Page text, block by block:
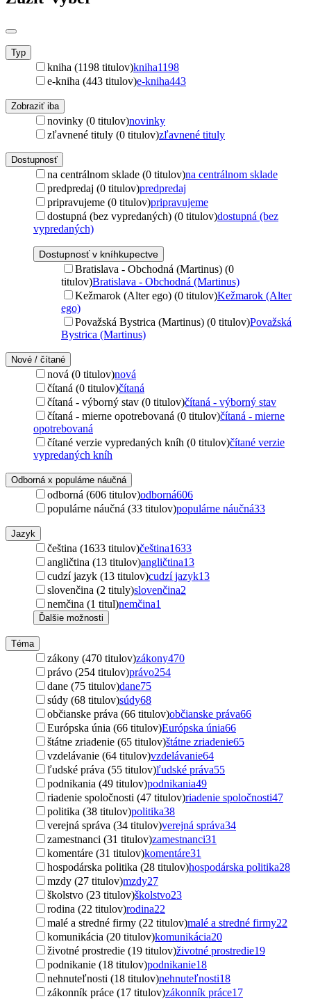
Typ
kniha (1198 titulov)kniha1198
e-kniha (443 titulov)e-kniha443
Zobraziť iba
novinky (0 titulov)novinky
zľavnené tituly (0 titulov)zľavnené tituly
Dostupnosť
na centrálnom sklade (0 titulov)na centrálnom sklade
predpredaj (0 titulov)predpredaj
pripravujeme (0 titulov)pripravujeme
dostupná (bez vypredaných) (0 titulov)dostupná (bez
vypredaných)
Dostupnosť v kníhkupectve
Bratislava - Obchodná (Martinus) (0
titulov)Bratislava - Obchodná (Martinus)
Kežmarok (Alter ego) (0 titulov)Kežmarok (Alter
ego)
Považská Bystrica (Martinus) (0 titulov)Považská
Bystrica (Martinus)
Nové / čítané
nová (0 titulov)nová
čítaná (0 titulov)čítaná
čítaná - výborný stav (0 titulov)čítaná - výborný stav
čítaná - mierne opotrebovaná (0 titulov)čítaná - mierne
opotrebovaná
čítané verzie vypredaných kníh (0 titulov)čítané verzie
vypredaných kníh
Odborná x populárne náučná
odborná (606 titulov)odborná606
populárne náučná (33 titulov)populárne náučná33
Jazyk
čeština (1633 titulov)čeština1633
angličtina (13 titulov)angličtina13
cudzí jazyk (13 titulov)cudzí jazyk13
slovenčina (2 tituly)slovenčina2
nemčina (1 titul)nemčina1
Ďalšie možnosti
Téma
zákony (470 titulov)zákony470
právo (254 titulov)právo254
dane (75 titulov)dane75
súdy (68 titulov)súdy68
občianske práva (66 titulov)občianske práva66
Európska únia (66 titulov)Európska únia66
štátne zriadenie (65 titulov)štátne zriadenie65
vzdelávanie (64 titulov)vzdelávanie64
ľudské práva (55 titulov)ľudské práva55
podnikania (49 titulov)podnikania49
riadenie spoločnosti (47 titulov)riadenie spoločnosti47
politika (38 titulov)politika38
verejná správa (34 titulov)verejná správa34
zamestnanci (31 titulov)zamestnanci31
komentáre (31 titulov)komentáre31
hospodárska politika (28 titulov)hospodárska politika28
mzdy (27 titulov)mzdy27
školstvo (23 titulov)školstvo23
rodina (22 titulov)rodina22
malé a stredné firmy (22 titulov)malé a stredné firmy22
komunikácia (20 titulov)komunikácia20
životné prostredie (19 titulov)životné prostredie19
podnikanie (18 titulov)podnikanie18
nehnuteľnosti (18 titulov)nehnuteľnosti18
zákonník práce (17 titulov)zákonník práce17